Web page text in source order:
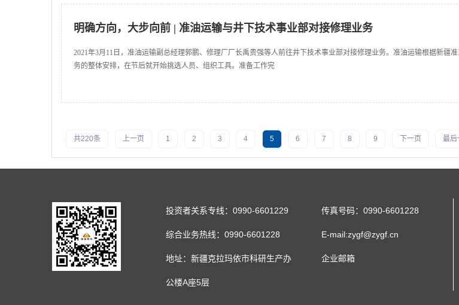
明确方向，大步向前 | 准油运输与井下技术事业部对接修理业务
2021年3月11日，准油运输副总经理郭鹏、修理厂厂长禹贵强等人前往井下技术事业部对接修理业务。准油运输根据新疆
务的整体安排，在节后就开始挑选人员、组织工具。准备工作完
共220条 上一页 1 2 3 4 5 6 7 8 9 下一页 最后
投资者关系专线：0990-6601229 传真号码：0990-6601228
综合业务热线：0990-6601228 E-mail:zygf@zygf.cn
地址：新疆克拉玛依市科研生产办
公楼A座5层
企业邮箱